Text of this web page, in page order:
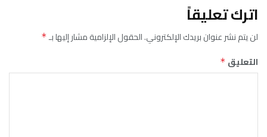
اترك تعليقاً
لن يتم نشر عنوان بريدك الإلكتروني.الحقول الإلزامية مشار إليها بـ*
التعليق *